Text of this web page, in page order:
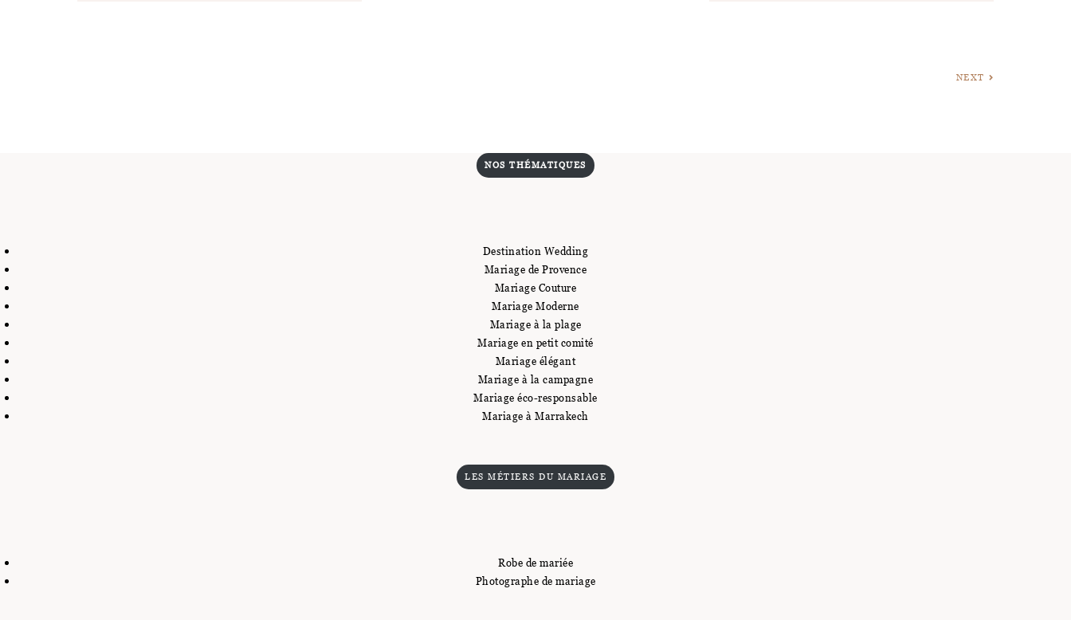
NEXT
NOS THÉMATIQUES
Destination Wedding
Mariage de Provence
Mariage Couture
Mariage Moderne
Mariage à la plage
Mariage en petit comité
Mariage élégant
Mariage à la campagne
Mariage éco-responsable
Mariage à Marrakech
LES MÉTIERS DU MARIAGE
Robe de mariée
Photographe de mariage